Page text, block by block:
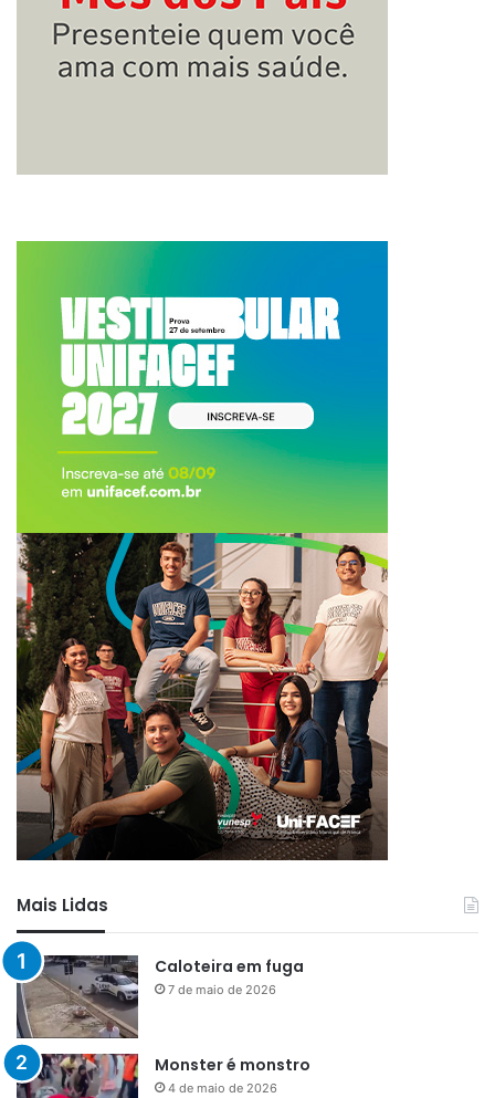
Mais Lidas
Caloteira em fuga
7 de maio de 2026
Monster é monstro
4 de maio de 2026